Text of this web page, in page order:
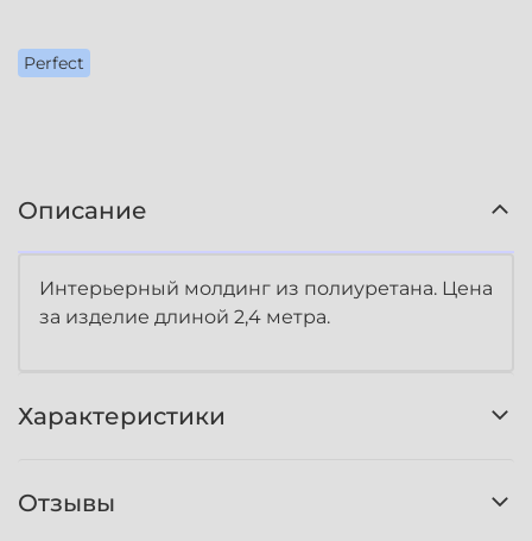
Perfect
Описание
Интерьерный молдинг из полиуретана. Цена
за изделие длиной 2,4 метра.
Характеристики
Отзывы